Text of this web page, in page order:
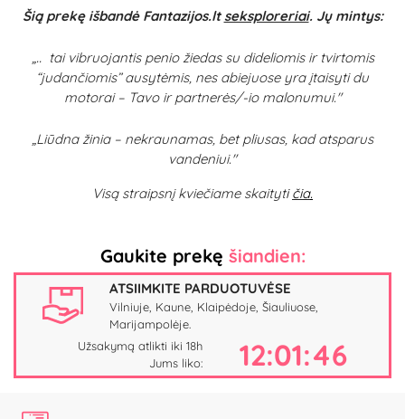
Šią prekę išbandė Fantazijos.ltseksploreriai. Jų mintys:
„.. tai vibruojantis penio žiedas su dideliomis ir tvirtomis
“judančiomis” ausytėmis, nes abiejuose yra įtaisyti du
motorai – Tavo ir partnerės/-io malonumui."
Liūdna žinia – nekraunamas, bet pliusas, kad atsparus
vandeniui."
Visą straipsnį kviečiame skaitytičia.
Gaukite prekę šiandien:
ATSIIMKITE PARDUOTUVĖSE
Vilniuje, Kaune, Klaipėdoje, Šiauliuose,
Marijampolėje.
Užsakymą atlikti iki 18h
Jums liko:
12:01:46